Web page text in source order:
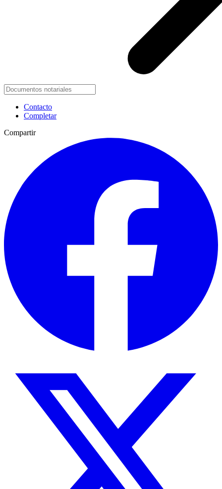
Contacto
Completar
Compartir